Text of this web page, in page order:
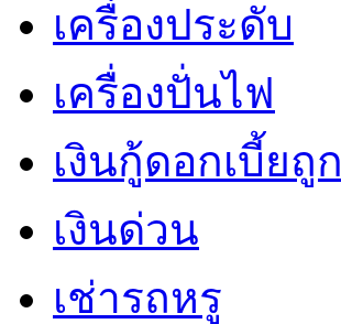
เครื่องประดับ
เครื่องปั่นไฟ
เงินกู้ดอกเบี้ยถูก
เงินด่วน
เช่ารถหรู